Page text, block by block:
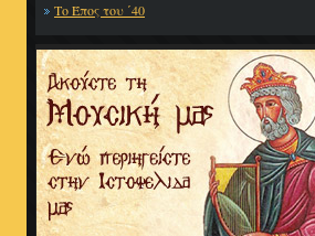
Το Έπος του ΄40